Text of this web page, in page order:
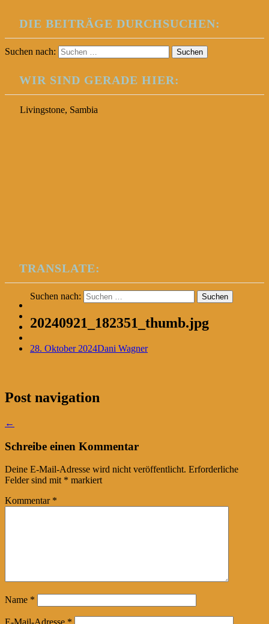
DIE BEITRÄGE DURCHSUCHEN:
Suchen nach:
WIR SIND GERADE HIER:
Livingstone, Sambia
TRANSLATE:
Suchen nach:
20240921_182351_thumb.jpg
28. Oktober 2024Dani Wagner
Post navigation
←
Schreibe einen Kommentar
Deine E-Mail-Adresse wird nicht veröffentlicht. Erforderliche
Felder sind mit * markiert
Kommentar *
Name *